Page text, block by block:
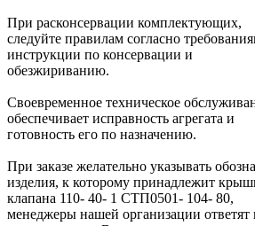
При расконсервации комплектующих,
следуйте правилам согласно
инструкции по консервации и
обезжириванию.
Своевременное техническое
обеспечивает исправность агрегата и
готовность его по назначению.
При заказе желательно указывать
изделия, к которому принадлежит
клапана 110- 40- 1 СТП0501- 104- 80,
менеджеры нашей организации ответят